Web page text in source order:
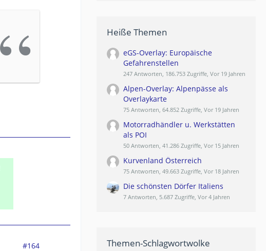
#164
Heiße Themen
eGS-Overlay: Europäische
Gefahrenstellen
247 Antworten, 186.753 Zugriffe, Vor 19 Jahren
Alpen-Overlay: Alpenpässe als
Overlaykarte
75 Antworten, 64.852 Zugriffe, Vor 19 Jahren
Motorradhändler u. Werkstätten
als POI
50 Antworten, 41.286 Zugriffe, Vor 15 Jahren
Kurvenland Österreich
75 Antworten, 49.663 Zugriffe, Vor 18 Jahren
Die schönsten Dörfer Italiens
7 Antworten, 5.687 Zugriffe, Vor 4 Jahren
Themen-Schlagwortwolke